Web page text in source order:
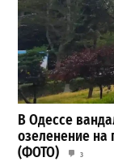
В Одессе
озеленение на
(ФОТО)
3